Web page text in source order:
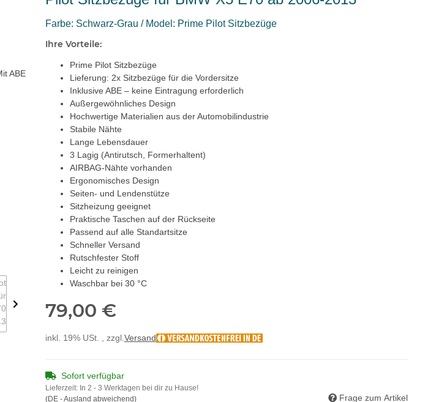
Farbe: Schwarz-Grau / Model: Prime Pilot Sitzbezüge
Ihre Vorteile:
Prime Pilot Sitzbezüge
Lieferung: 2x Sitzbezüge für die Vordersitze
Inklusive ABE – keine Eintragung erforderlich
Außergewöhnliches Design
Hochwertige Materialien aus der Automobilindustrie
Stabile Nähte
Lange Lebensdauer
3 Lagig (Antirutsch, Formerhaltent)
AIRBAG-Nähte vorhanden
Ergonomisches Design
Seiten- und Lendenstütze
Sitzheizung geeignet
Praktische Taschen auf der Rückseite
Passend auf alle Standartsitze
Schneller Versand
Rutschfester Stoff
Leicht zu reinigen
Waschbar bei 30 °C
79,00 €
inkl. 19% USt. , zzgl.Versand
Sofort verfügbar
Lieferzeit: In 2 - 3 Werktagen bei dir zu Hause!
(DE - Ausland abweichend)
Frage zum Artikel